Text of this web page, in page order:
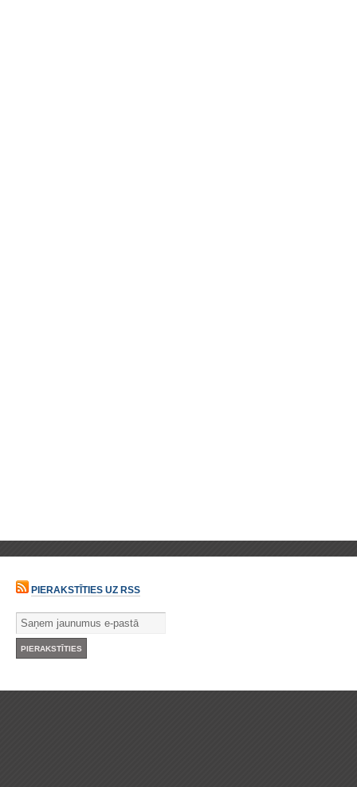
PIERAKSTĪTIES UZ RSS